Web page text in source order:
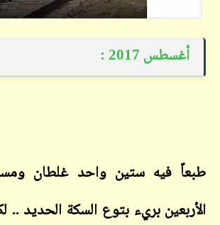
أغسطس 2017 :
طبعاً فيه ستين واحد غلطان
الأربعين بريء بتوع السكة الحديد ..